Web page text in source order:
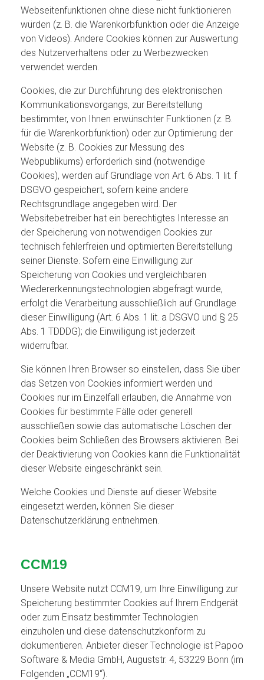
Webseitenfunktionen ohne diese nicht funktionieren
würden (z. B. die Warenkorbfunktion oder die Anzeige
von Videos). Andere Cookies können zur Auswertung
des Nutzerverhaltens oder zu Werbezwecken
verwendet werden.
Cookies, die zur Durchführung des elektronischen
Kommunikationsvorgangs, zur Bereitstellung
bestimmter, von Ihnen erwünschter Funktionen (z. B.
für die Warenkorbfunktion) oder zur Optimierung der
Website (z. B. Cookies zur Messung des
Webpublikums) erforderlich sind (notwendige
Cookies), werden auf Grundlage von Art. 6 Abs. 1 lit. f
DSGVO gespeichert, sofern keine andere
Rechtsgrundlage angegeben wird. Der
Websitebetreiber hat ein berechtigtes Interesse an
der Speicherung von notwendigen Cookies zur
technisch fehlerfreien und optimierten Bereitstellung
seiner Dienste. Sofern eine Einwilligung zur
Speicherung von Cookies und vergleichbaren
Wiedererkennungstechnologien abgefragt wurde,
erfolgt die Verarbeitung ausschließlich auf Grundlage
dieser Einwilligung (Art. 6 Abs. 1 lit. a DSGVO und § 25
Abs. 1 TDDDG); die Einwilligung ist jederzeit
widerrufbar.
Sie können Ihren Browser so einstellen, dass Sie über
das Setzen von Cookies informiert werden und
Cookies nur im Einzelfall erlauben, die Annahme von
Cookies für bestimmte Fälle oder generell
ausschließen sowie das automatische Löschen der
Cookies beim Schließen des Browsers aktivieren. Bei
der Deaktivierung von Cookies kann die Funktionalität
dieser Website eingeschränkt sein.
Welche Cookies und Dienste auf dieser Website
eingesetzt werden, können Sie dieser
Datenschutzerklärung entnehmen.
CCM19
Unsere Website nutzt CCM19, um Ihre Einwilligung zur
Speicherung bestimmter Cookies auf Ihrem Endgerät
oder zum Einsatz bestimmter Technologien
einzuholen und diese datenschutzkonform zu
dokumentieren. Anbieter dieser Technologie ist Papoo
Software & Media GmbH, Auguststr. 4, 53229 Bonn (im
Folgenden „CCM19“).